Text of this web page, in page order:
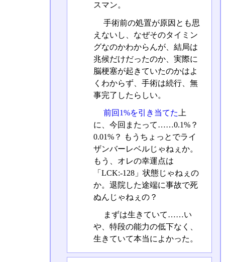
スマン。
手術前の処置が原因とも思
えないし、なぜそのタイミン
グなのかわからんが、結局は
兆候だけだったのか、実際に
脳梗塞が起きていたのかはよ
くわからず、手術は続行、無
事完了したらしい。
前回1%を引き当てた 上
に、今回またって……0.1%？
0.01%？ もうちょっとでライ
ザンバーレベルじゃねぇか。
もう、オレの幸運点は
「LCK:-128」状態じゃねぇの
か。退院した途端に事故で死
ぬんじゃねぇの？
まずは生きていて……い
や、特段の能力の低下なく、
生きていて本当によかった。